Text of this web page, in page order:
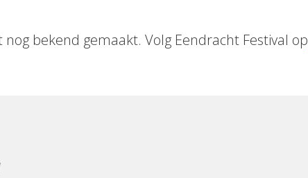
bekend gemaakt. Volg Eendracht Festival op